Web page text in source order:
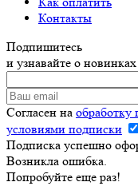
Контакты
Подпишитесь
и узнавайте о
Согласен на обработку
условиями подписки
Подписка успешно
Возникла ошибка.
Попробуйте еще раз!